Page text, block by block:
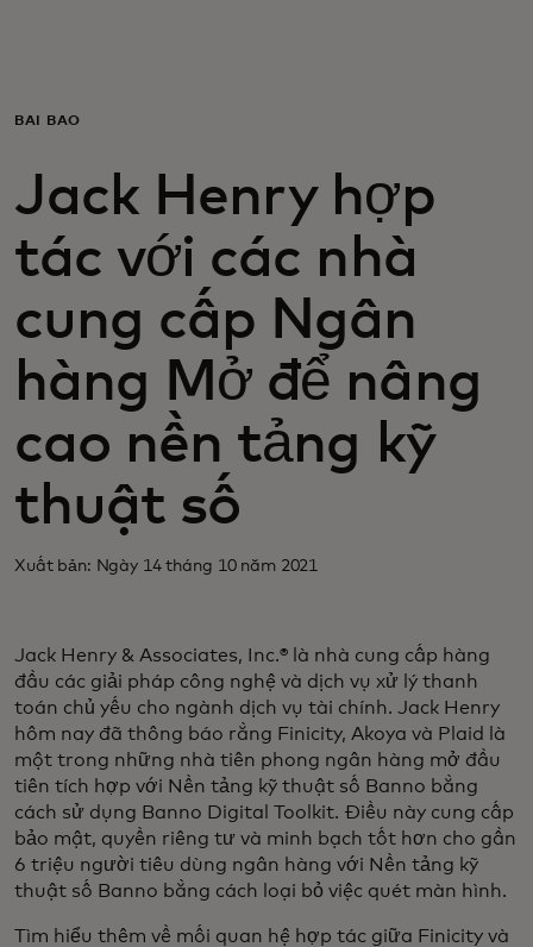
Dành cho doanh nghiệp
Dành cho thế giới
Dành cho nhà đổi mới
Tin tức và xu hướng
BÀI BÁO
Jack Henry hợp
tác với các nhà
cung cấp Ngân
hàng Mở để nâng
cao nền tảng kỹ
thuật số
Xuất bản: Ngày 14 tháng 10 năm 2021
Jack Henry & Associates, Inc.® là nhà cung cấp hàng
đầu các giải pháp công nghệ và dịch vụ xử lý thanh
toán chủ yếu cho ngành dịch vụ tài chính. Jack Henry
hôm nay đã thông báo rằng Finicity, Akoya và Plaid là
một trong những nhà tiên phong ngân hàng mở đầu
tiên tích hợp với Nền tảng kỹ thuật số Banno bằng
cách sử dụng Banno Digital Toolkit. Điều này cung cấp
bảo mật, quyền riêng tư và minh bạch tốt hơn cho gần
6 triệu người tiêu dùng ngân hàng với Nền tảng kỹ
thuật số Banno bằng cách loại bỏ việc quét màn hình.
Tìm hiểu thêm về mối quan hệ hợp tác giữa Finicity và